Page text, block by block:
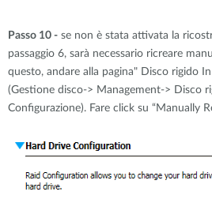
Passo 10 - se non è stata attivata la
passaggio 6, sarà necessario ricreare
questo, andare alla pagina" Disco rigido
(Gestione disco-> Management-> Disco
Configurazione). Fare click su “Manually